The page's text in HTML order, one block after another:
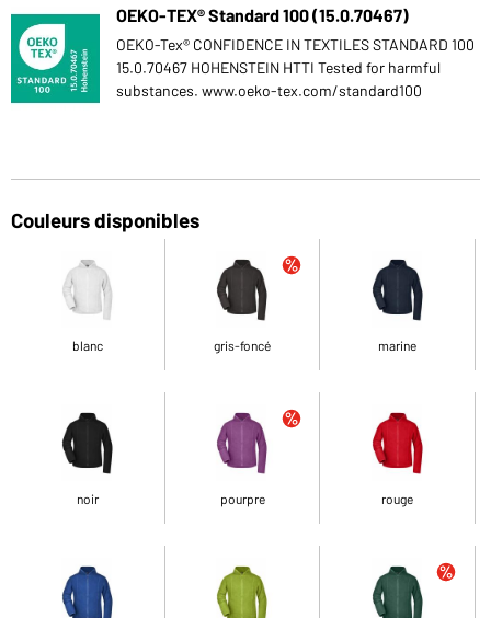
OEKO-TEX® Standard 100 (15.0.70467)
OEKO-Tex® CONFIDENCE IN TEXTILES STANDARD 100
15.0.70467 HOHENSTEIN HTTI Tested for harmful
substances. www.oeko-tex.com/standard100
Couleurs disponibles
blanc gris-foncé marine
noir pourpre rouge